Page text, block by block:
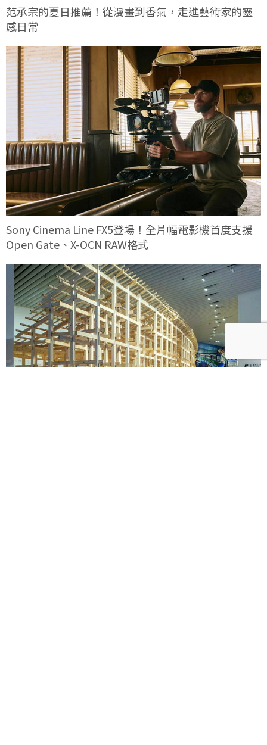
范承宗的夏日推薦！從漫畫到香氣，走進藝術家的靈
感日常
Sony Cinema Line FX5登場！全片幅電影機首度支援
Open Gate、X-OCN RAW格式